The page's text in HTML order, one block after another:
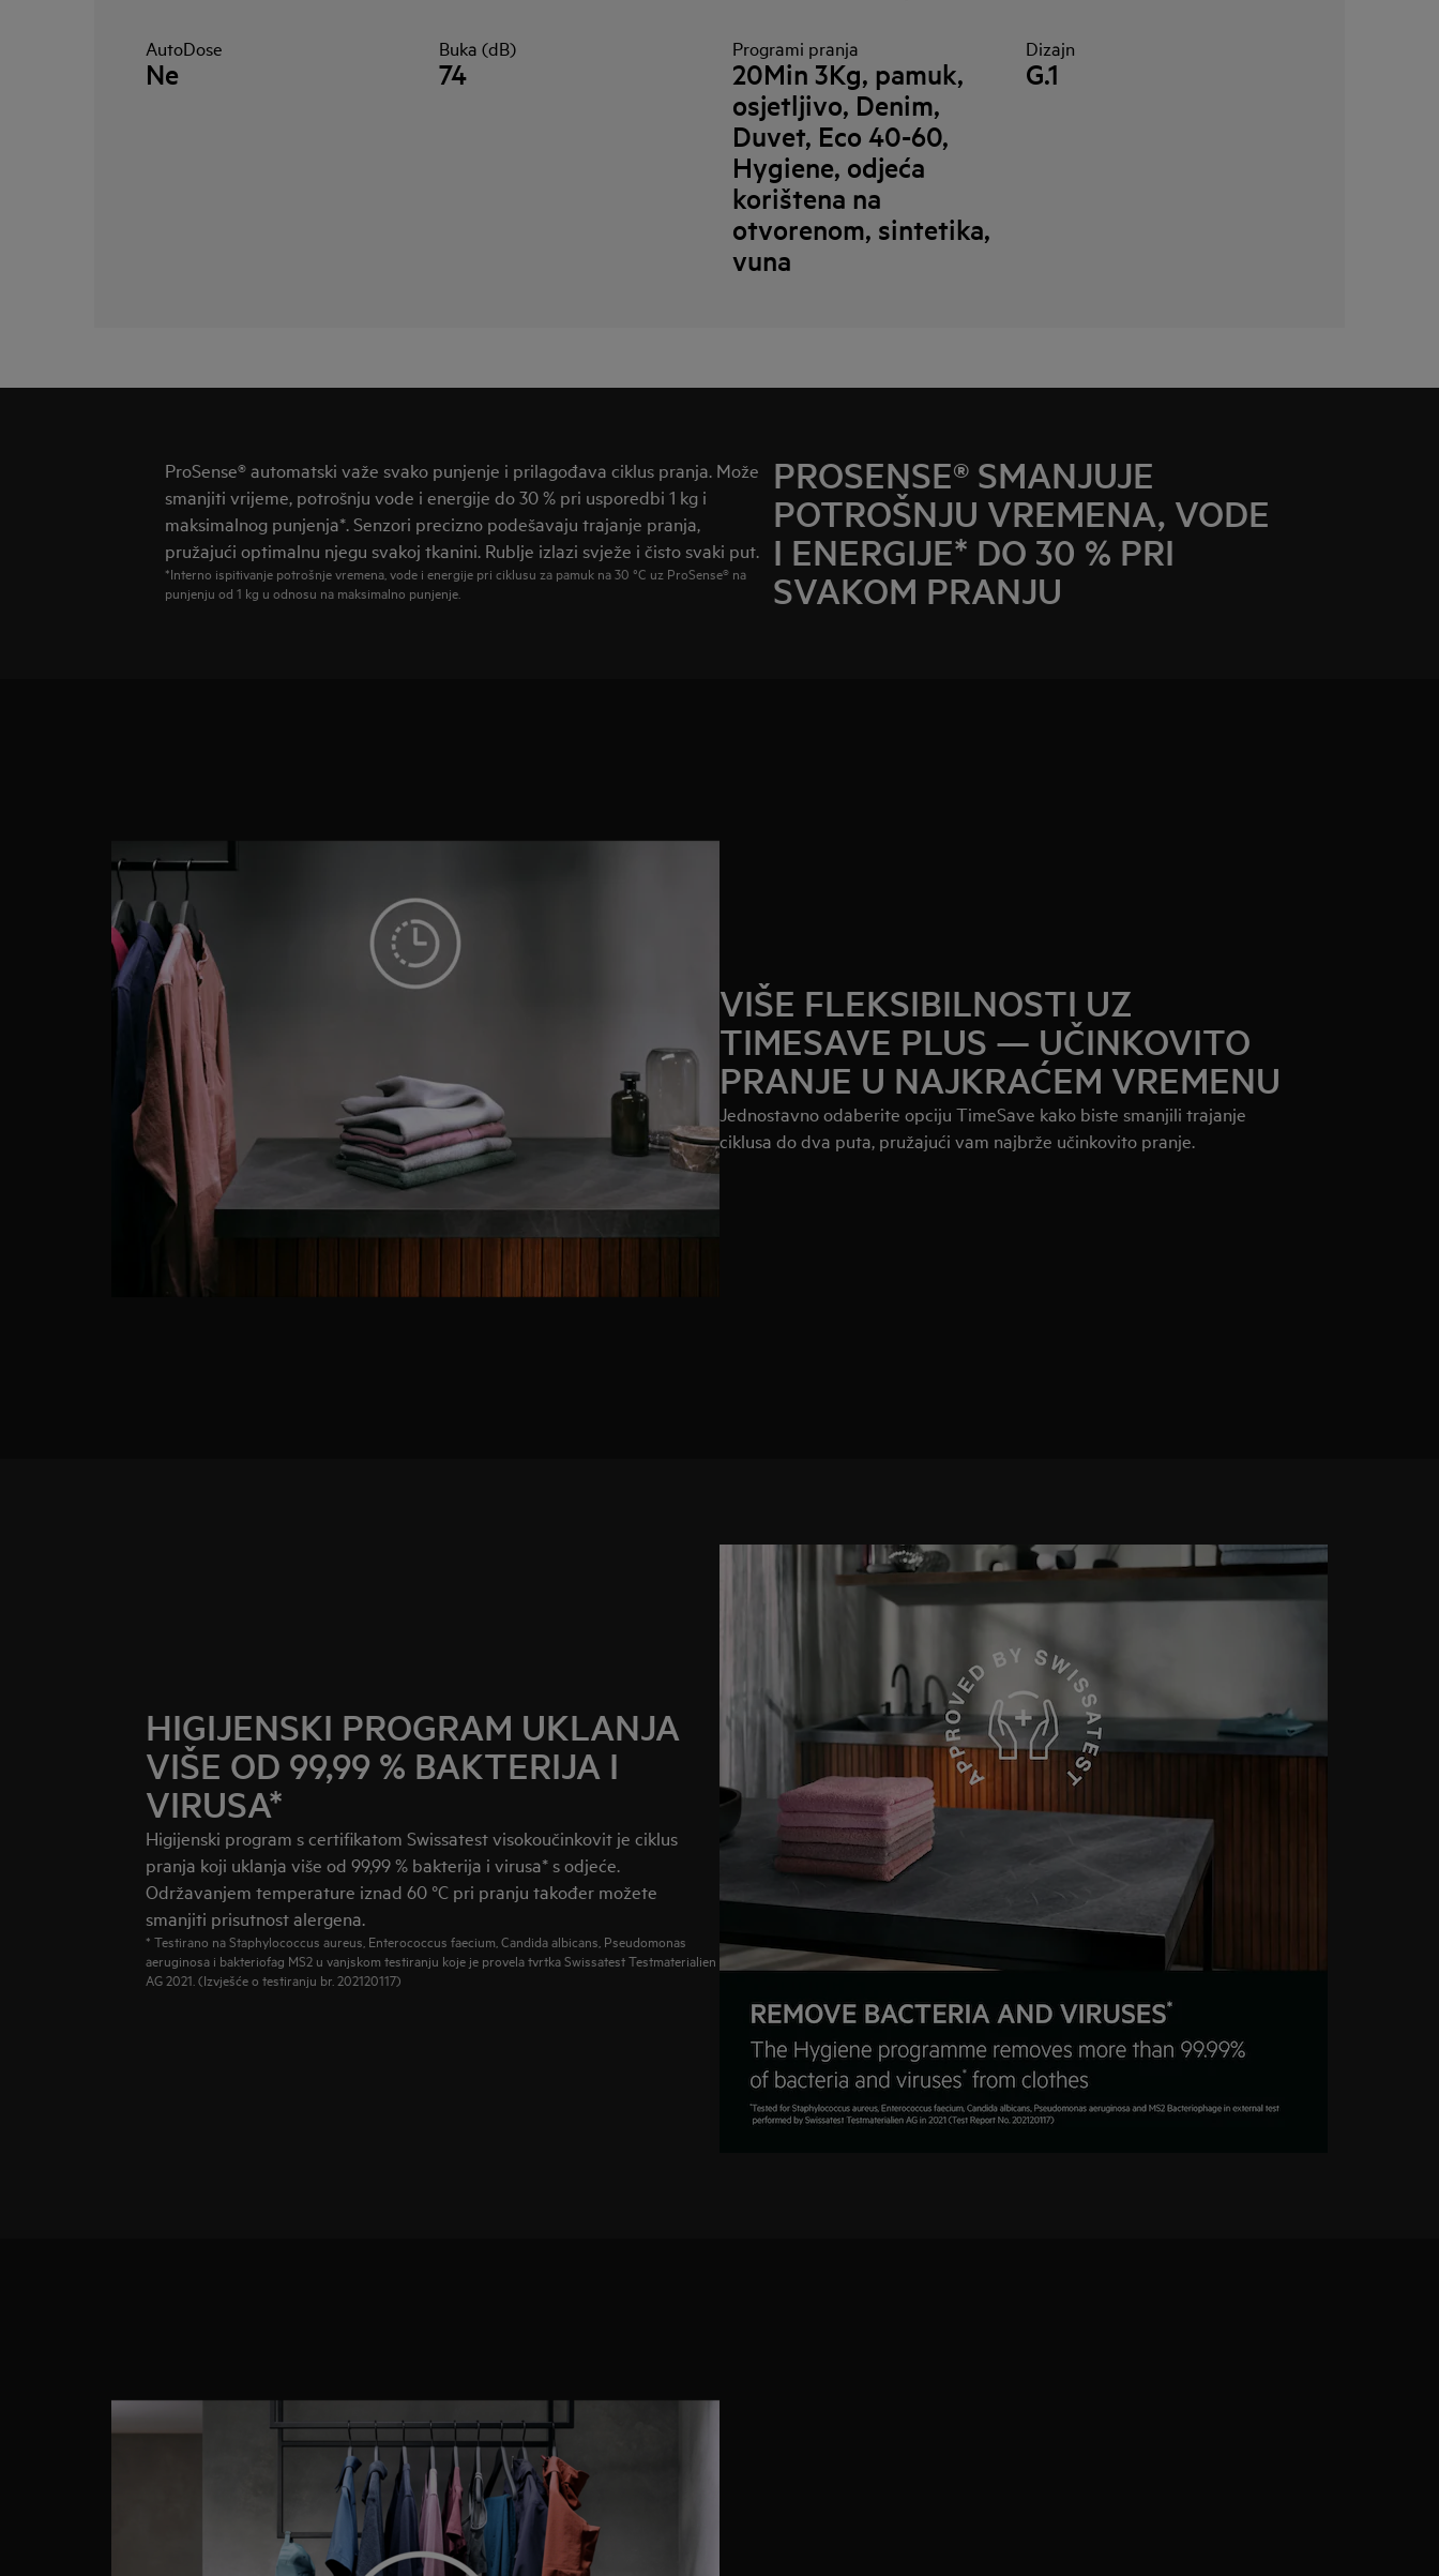
AutoDose
Ne
Buka (dB)
74
Programi pranja
20Min 3Kg, pamuk,
osjetljivo, Denim,
Duvet, Eco 40-60,
Hygiene, odjeća
korištena na
otvorenom, sintetika,
vuna
Dizajn
G.1
PROSENSE® SMANJUJE
POTROŠNJU VREMENA, VODE
I ENERGIJE* DO 30 % PRI
SVAKOM PRANJU
ProSense® automatski važe svako punjenje i prilagođava ciklus pranja. Može
smanjiti vrijeme, potrošnju vode i energije do 30 % pri usporedbi 1 kg i
maksimalnog punjenja*. Senzori precizno podešavaju trajanje pranja,
pružajući optimalnu njegu svakoj tkanini. Rublje izlazi svježe i čisto svaki put.
*Interno ispitivanje potrošnje vremena, vode i energije pri ciklusu za pamuk na 30 °C uz ProSense® na
punjenju od 1 kg u odnosu na maksimalno punjenje.
VIŠE FLEKSIBILNOSTI UZ
TIMESAVE PLUS — UČINKOVITO
PRANJE U NAJKRAĆEM VREMENU
Jednostavno odaberite opciju TimeSave kako biste smanjili trajanje
ciklusa do dva puta, pružajući vam najbrže učinkovito pranje.
HIGIJENSKI PROGRAM UKLANJA
VIŠE OD 99,99 % BAKTERIJA I
VIRUSA*
Higijenski program s certifikatom Swissatest visokoučinkovit je ciklus
pranja koji uklanja više od 99,99 % bakterija i virusa* s odjeće.
Održavanjem temperature iznad 60 °C pri pranju također možete
smanjiti prisutnost alergena.
* Testirano na Staphylococcus aureus, Enterococcus faecium, Candida albicans, Pseudomonas
aeruginosa i bakteriofag MS2 u vanjskom testiranju koje je provela tvrtka Swissatest Testmaterialien
AG 2021. (Izvješće o testiranju br. 202120117)